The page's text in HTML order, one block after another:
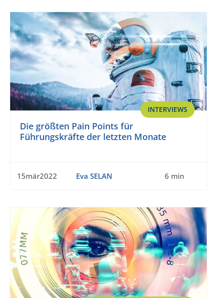
INTERVIEWS
Die größten Pain Points für
Führungskräfte der letzten Monate
15mär2022 Eva SELAN 6 min